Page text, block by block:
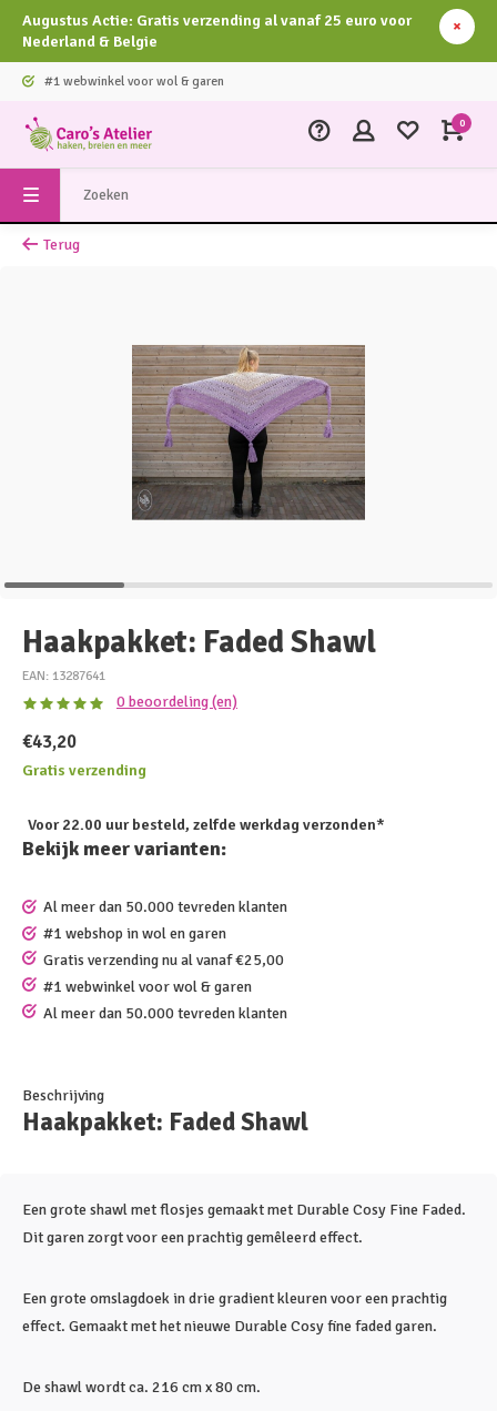
Augustus Actie: Gratis verzending al vanaf 25 euro voor
Nederland & Belgie
#1 webwinkel voor wol & garen
0
Terug
Haakpakket: Faded Shawl
EAN: 13287641
0 beoordeling (en)
€43,20
Gratis verzending
Voor 22.00 uur besteld, zelfde werkdag verzonden*
Bekijk meer varianten:
Al meer dan 50.000 tevreden klanten
#1 webshop in wol en garen
Gratis verzending nu al vanaf €25,00
#1 webwinkel voor wol & garen
Al meer dan 50.000 tevreden klanten
Beschrijving
Haakpakket: Faded Shawl
Een grote shawl met flosjes gemaakt met Durable Cosy Fine Faded.
Dit garen zorgt voor een prachtig gemêleerd effect.
Een grote omslagdoek in drie gradient kleuren voor een prachtig
effect. Gemaakt met het nieuwe Durable Cosy fine faded garen.
De shawl wordt ca. 216 cm x 80 cm.